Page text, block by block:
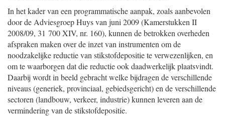
In het kader van een programmatische aanpak, zoals aanbevolen
door de Adviesgroep Huys van juni 2009 (Kamerstukken II
2008/09, 31 700 XIV, nr. 160), kunnen de betrokken overheden
afspraken maken over de inzet van instrumenten om de
noodzakelijke reductie van stikstofdepositie te verwezenlijken, en
om te waarborgen dat die reductie ook daadwerkelijk plaatsvindt.
Daarbij wordt in beeld gebracht welke bijdragen de verschillende
niveaus (generiek, provinciaal, gebiedsgericht) en de verschillende
sectoren (landbouw, verkeer, industrie) kunnen leveren aan de
vermindering van de stikstofdepositie.